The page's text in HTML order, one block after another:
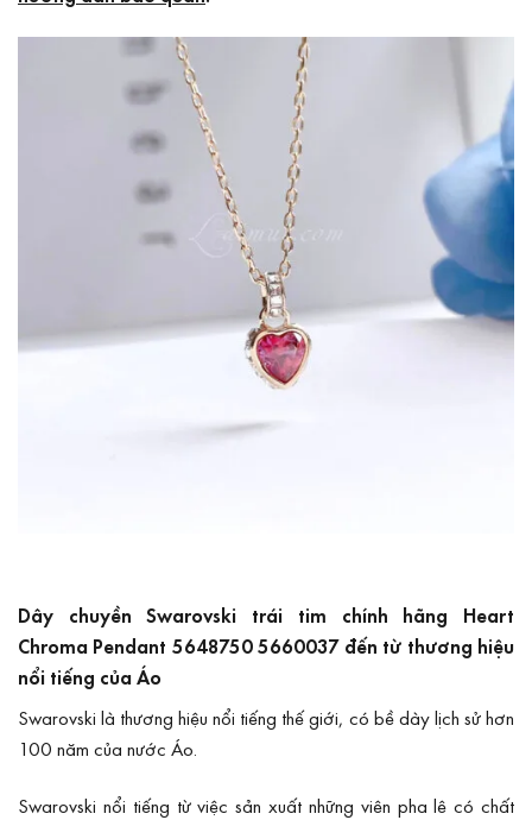
Dây chuyền Swarovski trái tim chính hãng Heart
Chroma Pendant 5648750 5660037 đến từ thương hiệu
nổi tiếng của Áo
Swarovski là thương hiệu nổi tiếng thế giới, có bề dày lịch sử hơn
100 năm của nước Áo.
Swarovski nổi tiếng từ việc sản xuất những viên pha lê có chất